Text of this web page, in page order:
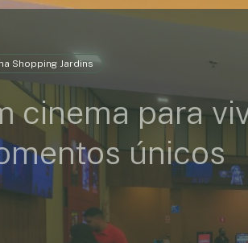
Shopping Jardins
cinema para
únicos